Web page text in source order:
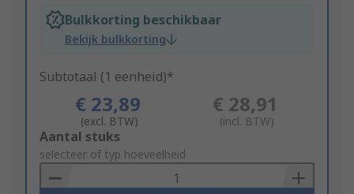
Bulkkorting beschikbaar
Bekijk bulkkorting
Subtotaal (1 eenheid)*
€ 23,89
(excl. BTW)
€ 28,91
(incl. BTW)
Add
to
Basket
Aantal stuks
selecteer of typ hoeveelheid